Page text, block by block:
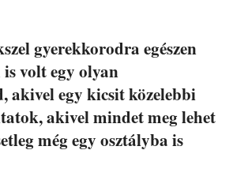
gyerekkorodra egészen
volt egy olyan
akivel egy kicsit közelebbi
akivel mindet meg lehet
még egy osztályba is